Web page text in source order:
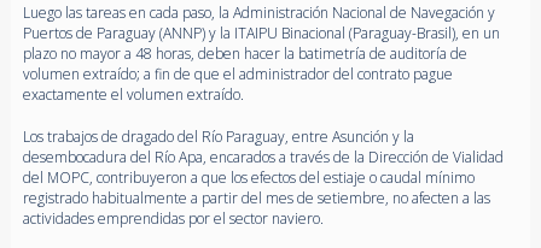
Luego las tareas en cada paso, la Administración Nacional de Navegación y
Puertos de Paraguay (ANNP) y la ITAIPU Binacional (Paraguay-Brasil), en un
plazo no mayor a 48 horas, deben hacer la batimetría de auditoría de
volumen extraído; a fin de que el administrador del contrato pague
exactamente el volumen extraído.
Los trabajos de dragado del Río Paraguay, entre Asunción y la
desembocadura del Río Apa, encarados a través de la Dirección de Vialidad
del MOPC, contribuyeron a que los efectos del estiaje o caudal mínimo
registrado habitualmente a partir del mes de setiembre, no afecten a las
actividades emprendidas por el sector naviero.